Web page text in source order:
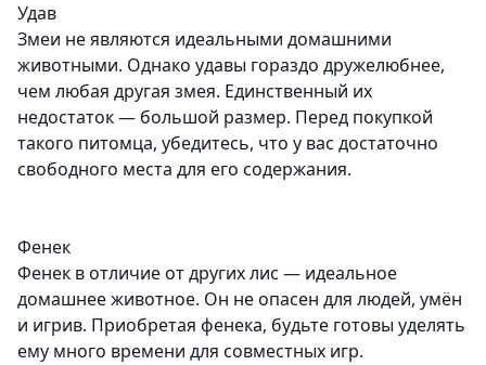
Удав
Змеи не являются идеальными домашними
животными. Однако удавы гораздо дружелюбнее,
чем любая другая змея. Единственный их
недостаток — большой размер. Перед покупкой
такого питомца, убедитесь, что у вас достаточно
свободного места для его содержания.
Фенек
Фенек в отличие от других лис — идеальное
домашнее животное. Он не опасен для людей, умён
и игрив. Приобретая фенека, будьте готовы уделять
ему много времени для совместных игр.